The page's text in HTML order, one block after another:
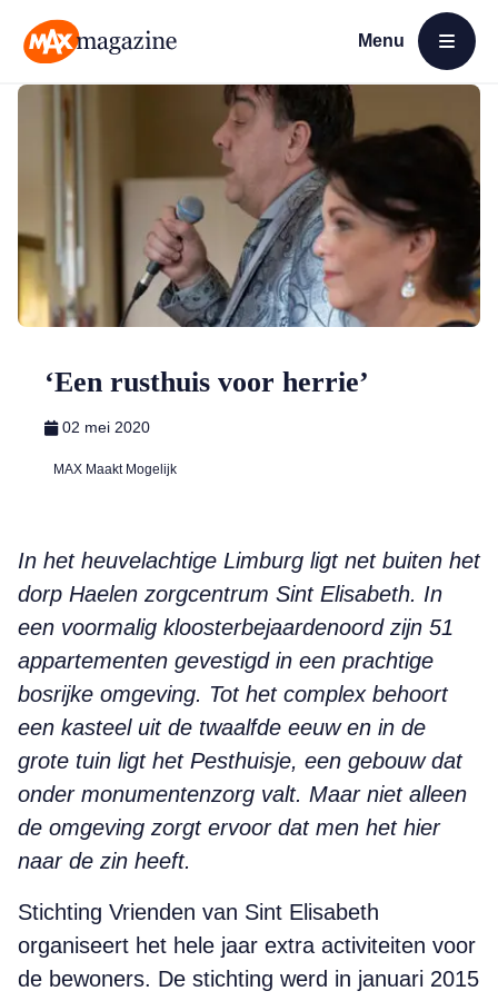
Menu
Open menu
‘Een rusthuis voor herrie’
02 mei 2020
MAX Maakt Mogelijk
In het heuvelachtige Limburg ligt net buiten het
dorp Haelen zorgcentrum Sint Elisabeth. In
een voormalig kloosterbejaardenoord zijn 51
appartementen gevestigd in een prachtige
bosrijke omgeving. Tot het complex behoort
een kasteel uit de twaalfde eeuw en in de
grote tuin ligt het Pesthuisje, een gebouw dat
onder monumentenzorg valt. Maar niet alleen
de omgeving zorgt ervoor dat men het hier
naar de zin heeft.
Stichting Vrienden van Sint Elisabeth
organiseert het hele jaar extra activiteiten voor
de bewoners. De stichting werd in januari 2015